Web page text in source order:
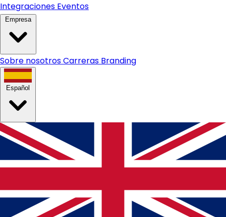
Integraciones Eventos
Empresa
Sobre nosotrosCarreras Branding
Español